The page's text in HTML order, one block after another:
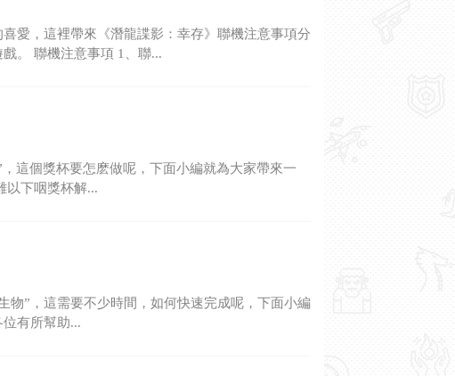
愛，這裡帶來《潛龍諜影：幸存》聯機注意事項分
。 聯機注意事項 1、聯...
這個獎杯要怎麽做呢，下面小編就為大家帶來一
以下咽獎杯解...
物”，這需要不少時間，如何快速完成呢，下面小編
有所幫助...